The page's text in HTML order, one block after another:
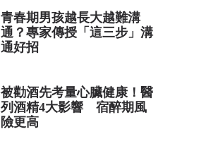
青春期男孩越長大越難溝
通？專家傳授「這三步」溝
通好招
被勸酒先考量心臟健康！醫
列酒精4大影響 宿醉期風
險更高